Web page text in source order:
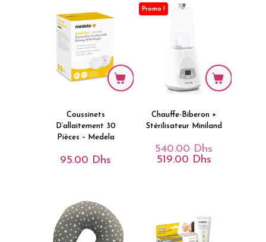
Coussinets
D’allaitement 30
Pièces – Medela
95.00 Dhs
Promo !
Chauffe-Biberon +
Stérilisateur Miniland
540.00DhsLe
519.00 DhsLe